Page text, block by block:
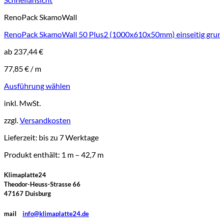
RenoPack SkamoWall
RenoPack SkamoWall 50 Plus2 (1000x610x50mm) einseitig
ab 237,44€
77,85€ / m
Ausführung wählen
Produkt
mehrere
auf.
Die
Optionen
auf
der
Produktseite
werden
inkl. MwSt.
zzgl.Versandkosten
Lieferzeit: bis zu 7 Werktage
Produkt enthält: 1 m – 42,7 m
Klimaplatte24
Theodor-Heuss-Strasse 66
47167 Duisburg
mail info@klimaplatte24.de